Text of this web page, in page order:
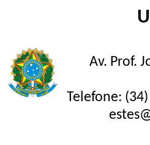
Av. Prof.
Telefone: